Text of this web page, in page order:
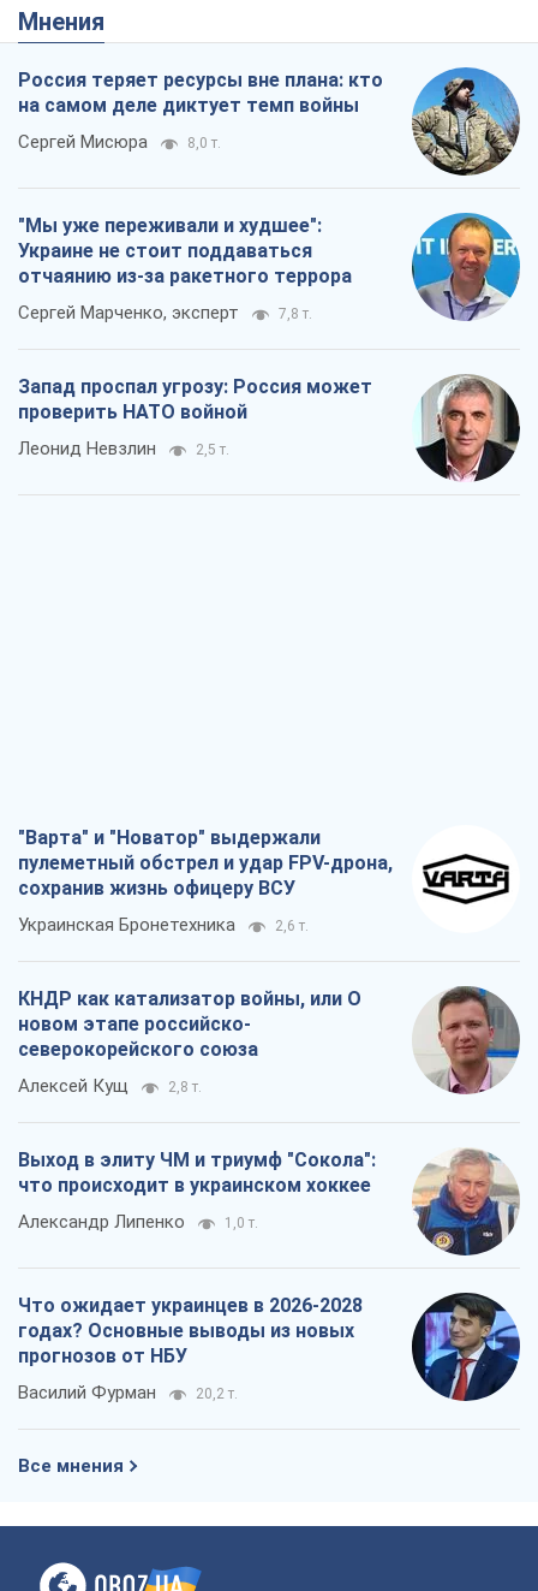
Мнения
Россия теряет ресурсы вне плана: кто
на самом деле диктует темп войны
Сергей Мисюра 8,0 т.
"Мы уже переживали и худшее":
Украине не стоит поддаваться
отчаянию из-за ракетного террора
Сергей Марченко, эксперт 7,8 т.
Запад проспал угрозу: Россия может
проверить НАТО войной
Леонид Невзлин 2,5 т.
"Варта" и "Новатор" выдержали
пулеметный обстрел и удар FPV-дрона,
сохранив жизнь офицеру ВСУ
Украинская Бронетехника 2,6 т.
КНДР как катализатор войны, или О
новом этапе российско-
северокорейского союза
Алексей Кущ 2,8 т.
Выход в элиту ЧМ и триумф "Сокола":
что происходит в украинском хоккее
Александр Липенко 1,0 т.
Что ожидает украинцев в 2026-2028
годах? Основные выводы из новых
прогнозов от НБУ
Василий Фурман 20,2 т.
Все мнения